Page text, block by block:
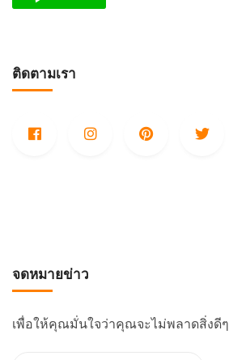
ติดตามเรา
จดหมายข่าว
เพื่อให้คุณมั่นใจว่าคุณจะไม่พลาดสิ่งดีๆ